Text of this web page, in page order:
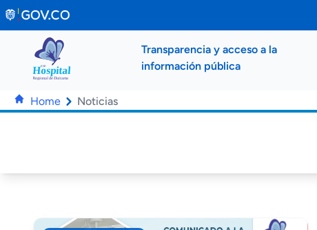
Saltar al contenido principal
Transparencia y acceso a la
información pública
Home Noticias